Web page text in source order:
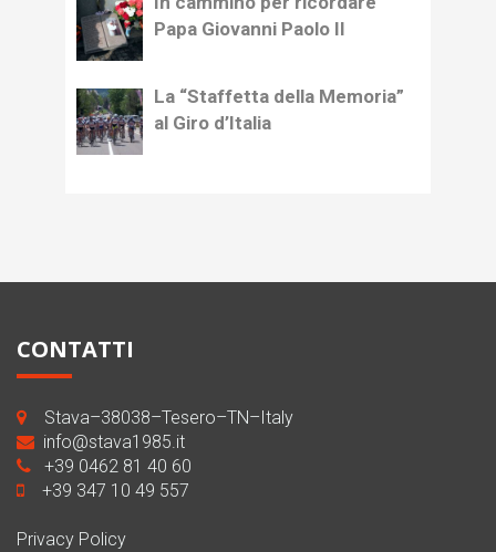
Papa Giovanni Paolo II
La “Staffetta della Memoria”
al Giro d’Italia
CONTATTI
Stava–38038–Tesero–TN–Italy
info@stava1985.it
+39 0462 81 40 60
+39 347 10 49 557
Privacy Policy